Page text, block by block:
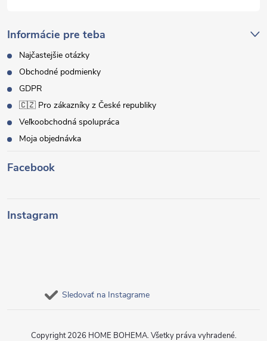
Informácie pre teba
Najčastejšie otázky
Obchodné podmienky
GDPR
🇨🇿 Pro zákazníky z České republiky
Veľkoobchodná spolupráca
Moja objednávka
Facebook
Instagram
Sledovať na Instagrame
Copyright 2026 HOME BOHEMA. Všetky práva vyhradené.